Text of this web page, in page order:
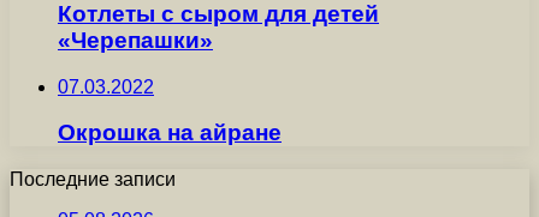
Котлеты с сыром для детей
«Черепашки»
07.03.2022
Окрошка на айране
Последние записи